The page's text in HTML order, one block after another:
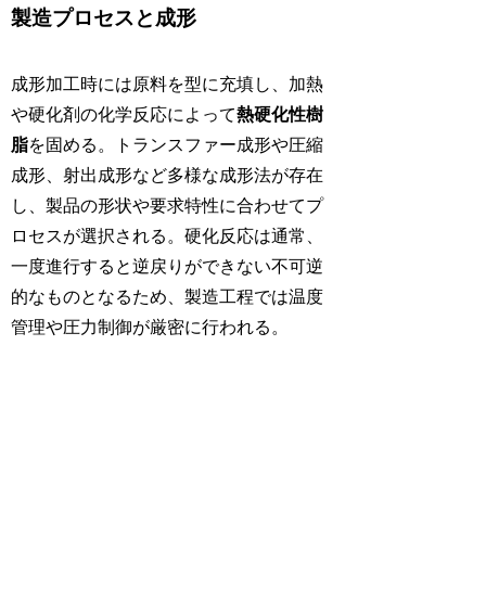
製造プロセスと成形
成形加工時には原料を型に充填し、加熱
や硬化剤の化学反応によって熱硬化性樹
脂を固める。トランスファー成形や圧縮
成形、射出成形など多様な成形法が存在
し、製品の形状や要求特性に合わせてプ
ロセスが選択される。硬化反応は通常、
一度進行すると逆戻りができない不可逆
的なものとなるため、製造工程では温度
管理や圧力制御が厳密に行われる。